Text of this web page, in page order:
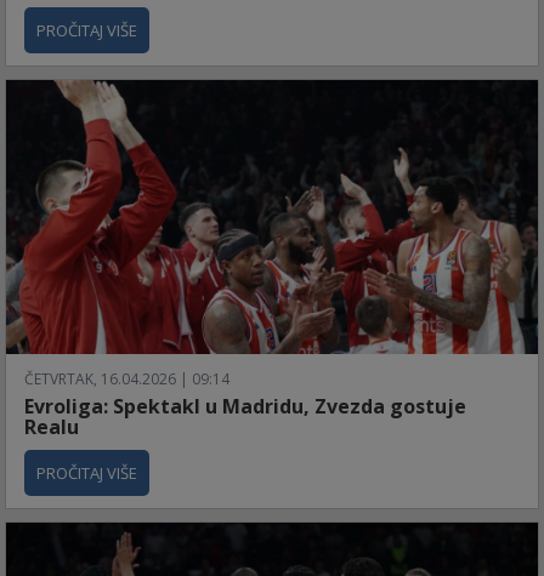
PROČITAJ VIŠE
ČETVRTAK, 16.04.2026 | 09:14
Evroliga: Spektakl u Madridu, Zvezda gostuje
Realu
PROČITAJ VIŠE